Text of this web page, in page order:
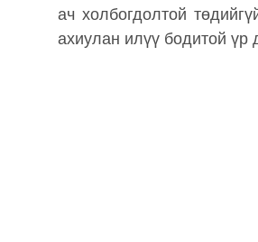
ач холбогдолтой
ахиулан илүү бодитой үр